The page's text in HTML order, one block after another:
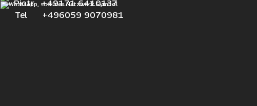
Piotr +49171 6410137
Tel +496059 9070981